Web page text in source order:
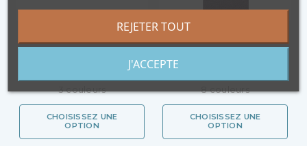
ECHOS MOULINÉ
3 couleurs
CHOISISSEZ UNE
OPTION
8 couleurs
CHOISISSEZ UNE
OPTION
REJETER TOUT
J'ACCEPTE